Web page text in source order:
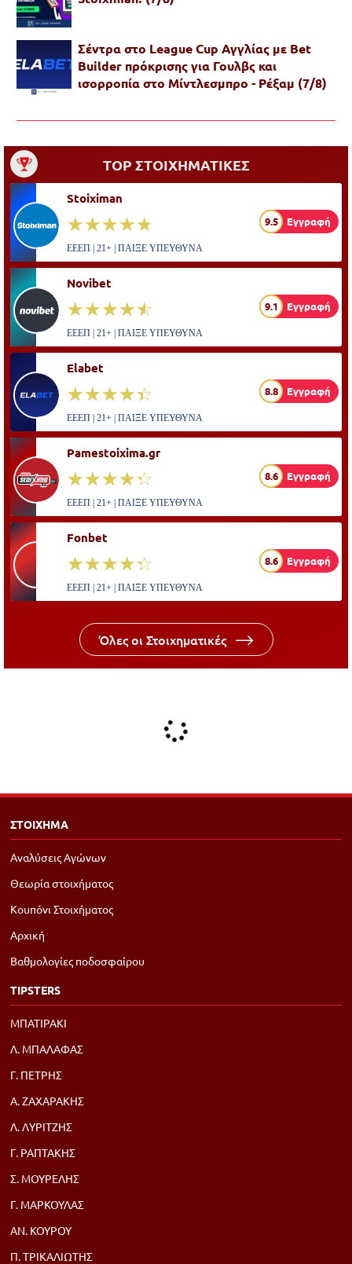
Σέντρα στο League Cup Αγγλίας με Bet
Builder πρόκρισης για Γουλβς και
ισορροπία στο Μίντλεσμπρο - Ρέξαμ (7/8)
TOP ΣΤΟΙΧΗΜΑΤΙΚΕΣ
Stoiximan
☆☆☆☆☆
★★★★★ 9.5 Εγγραφή
ΕΕΕΠ | 21+ | ΠΑΙΞΕ ΥΠΕΥΘΥΝΑ
Novibet
☆☆☆☆☆
★★★★★ 9.1 Εγγραφή
ΕΕΕΠ | 21+ | ΠΑΙΞΕ ΥΠΕΥΘΥΝΑ
Elabet
☆☆☆☆☆
★★★★★ 8.8 Εγγραφή
ΕΕΕΠ | 21+ | ΠΑΙΞΕ ΥΠΕΥΘΥΝΑ
Pamestoixima.gr
☆☆☆☆☆
★★★★★ 8.6 Εγγραφή
ΕΕΕΠ | 21+ | ΠΑΙΞΕ ΥΠΕΥΘΥΝΑ
Fonbet
☆☆☆☆☆
★★★★★ 8.6 Εγγραφή
ΕΕΕΠ | 21+ | ΠΑΙΞΕ ΥΠΕΥΘΥΝΑ
Όλες οι Στοιχηματικές
ΣΤΟΙΧΗΜΑ
Αναλύσεις Αγώνων
Θεωρία στοιχήματος
Κουπόνι Στοιχήματος
Αρχική
Βαθμολογίες ποδοσφαίρου
TIPSTERS
ΜΠΑΤΙΡΑΚΙ
Λ. ΜΠΑΛΑΦΑΣ
Γ. ΠΕΤΡΗΣ
Α. ΖΑΧΑΡΑΚΗΣ
Λ. ΛΥΡΙΤΖΗΣ
Γ. ΡΑΠΤΑΚΗΣ
Σ. ΜΟΥΡΕΛΗΣ
Γ. ΜΑΡΚΟΥΛΑΣ
ΑΝ. ΚΟΥΡΟΥ
Π. ΤΡΙΚΑΛΙΩΤΗΣ